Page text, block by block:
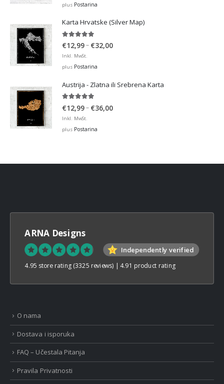
€32,00
plus Postarina
Karta Hrvatske (Silver Map)
5.00out of 5
€12,99– €32,00Price
€32,00
Inkl. MwSt.
plus Postarina
Austrija - Zlatna ili Srebrena Karta
€12,99– €36,00Price
Inkl. MwSt.
plus Postarina
ARNA Designs
Independently verified
4.95 store rating (3325 reviews) | 4.91 product rating
O nama
Dostava i isporuka
FAQ – Učestala Pitanja
Pravila Privatnosti